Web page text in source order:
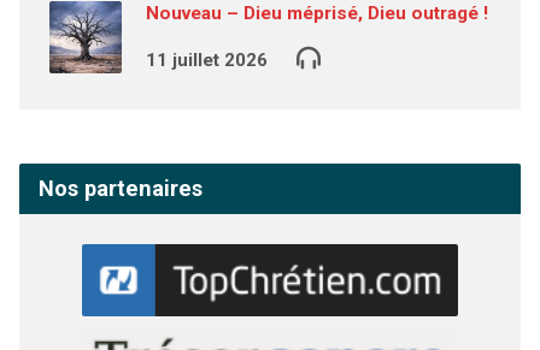
Nouveau – Dieu méprisé, Dieu outragé !
11 juillet 2026
Nos partenaires